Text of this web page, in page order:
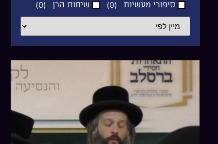
סיפורי מעשיות (
0
) שיחות הרן (
0
)